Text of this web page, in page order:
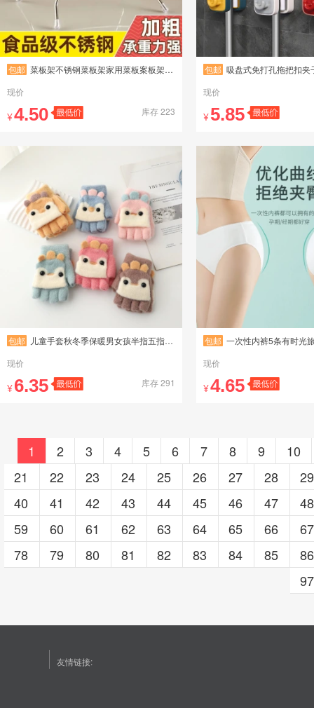
包邮 菜板架不锈钢菜板架家用菜板案板架菜刀架厨房置物架放菜板神器架
现价
¥4.50 库存 223
包邮 吸盘式免打孔拖把扣夹子壁挂卫生间挂钩
现价
¥5.85
包邮 儿童手套秋冬季保暖男女孩半指五指卡通翻盖两用小学生写字手套冬
现价
¥6.35 库存 291
包邮 一次性内裤5条有时光旅行纯棉男女款免洗
现价
¥4.65
1 2 3 4 5 6 7 8 9
10
21
22 23 24 25 26 27 28
29
40
41 42 43 44 45 46 47
48
59
60 61 62 63 64 65 66
67
78
79 80 81 82 83 84 85
86
97
友情链接: